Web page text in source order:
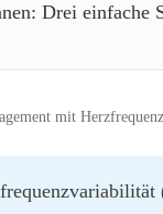
Drei einfache
mit